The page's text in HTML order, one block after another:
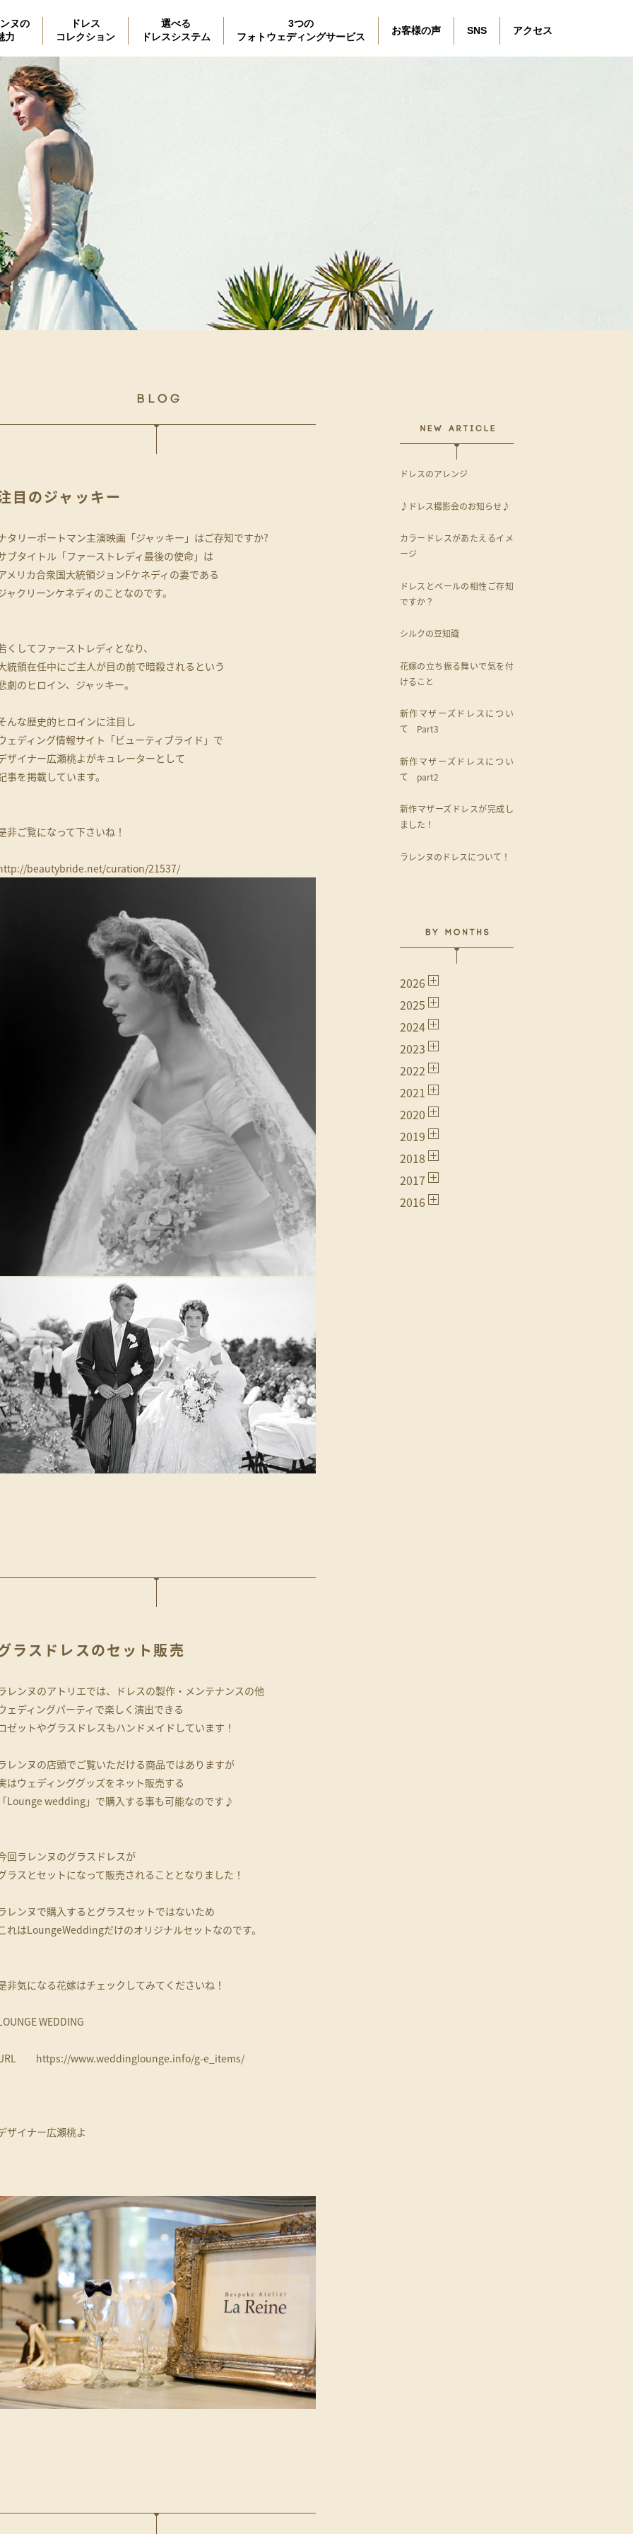
ヌの
力
ドレス
コレクション
選べる
ドレスシステム
3つの
フォトウェディングサービス
お客様の声 SNS アクセス
目のジャッキー
タリーポートマン主演映画「ジャッキー」はご存知ですか?
ブタイトル「ファーストレディ最後の使命」は
メリカ合衆国大統領ジョンFケネディの妻である
ャクリーンケネディのことなのです。
くしてファーストレディとなり、
統領在任中にご主人が目の前で暗殺されるという
劇のヒロイン、ジャッキー。
んな歴史的ヒロインに注目し
ェディング情報サイト「ビューティブライド」で
ザイナー広瀬桃よがキュレーターとして
事を掲載しています。
非ご覧になって下さいね！
beautybride.net/curation/21537/
ラスドレスのセット販売
レンヌのアトリエでは、ドレスの製作・メンテナンスの他
ェディングパーティで楽しく演出できる
ゼットやグラスドレスもハンドメイドしています！
レンヌの店頭でご覧いただける商品ではありますが
はウェディンググッズをネット販売する
「Lounge wedding」で購入する事も可能なのです♪
回ラレンヌのグラスドレスが
ラスとセットになって販売されることとなりました！
レンヌで購入するとグラスセットではないため
れはLoungeWeddingだけのオリジナルセットなのです。
非気になる花嫁はチェックしてみてくださいね！
WEDDING
https://www.weddinglounge.info/g-e_items/
ザイナー広瀬桃よ
ドレスのアレンジ
♪ドレス撮影会のお知らせ♪
カラードレスがあたえるイメ
ージ
ドレスとベールの相性ご存知
ですか？
シルクの豆知識
花嫁の立ち振る舞いで気を付
けること
新作マザーズドレスについ
て Part3
新作マザーズドレスについ
て part2
新作マザーズドレスが完成し
ました！
ラレンヌのドレスについて！
2026
2025
2024
2023
2022
2021
2020
2019
2018
2017
2016